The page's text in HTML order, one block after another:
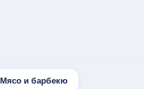
Мясо и барбекю